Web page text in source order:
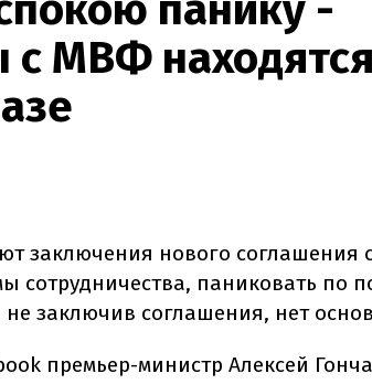
с МВФ
заключения нового соглашения
сотрудничества, паниковать по
заключив соглашения, нет
премьер-министр Алексей